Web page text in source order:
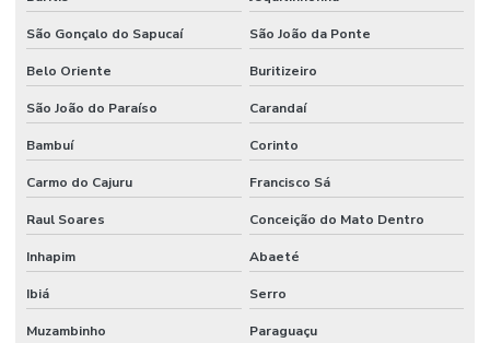
São Gonçalo do Sapucaí São João da Ponte
Belo Oriente Buritizeiro
São João do Paraíso Carandaí
Bambuí Corinto
Carmo do Cajuru Francisco Sá
Raul Soares Conceição do Mato Dentro
Inhapim Abaeté
Ibiá Serro
Muzambinho Paraguaçu